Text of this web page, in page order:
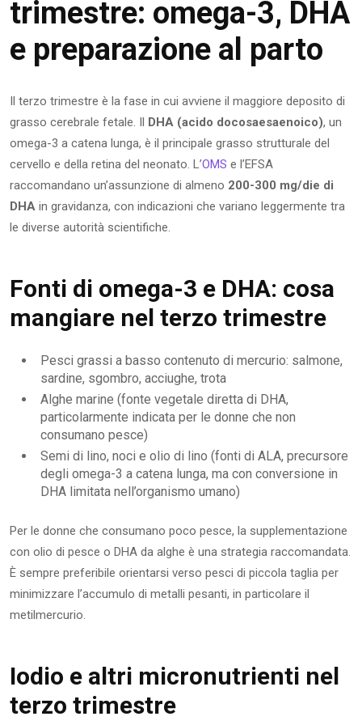
trimestre: omega-3, DHA
e preparazione al parto
Il terzo trimestre è la fase in cui avviene il maggiore deposito di
grasso cerebrale fetale. Il DHA (acido docosaesaenoico), un
omega-3 a catena lunga, è il principale grasso strutturale del
cervello e della retina del neonato. L’OMS e l’EFSA
raccomandano un’assunzione di almeno 200-300 mg/die di
DHA in gravidanza, con indicazioni che variano leggermente tra
le diverse autorità scientifiche.
Fonti di omega-3 e DHA: cosa
mangiare nel terzo trimestre
Pesci grassi a basso contenuto di mercurio: salmone,
sardine, sgombro, acciughe, trota
Alghe marine (fonte vegetale diretta di DHA,
particolarmente indicata per le donne che non
consumano pesce)
Semi di lino, noci e olio di lino (fonti di ALA, precursore
degli omega-3 a catena lunga, ma con conversione in
DHA limitata nell’organismo umano)
Per le donne che consumano poco pesce, la supplementazione
con olio di pesce o DHA da alghe è una strategia raccomandata.
È sempre preferibile orientarsi verso pesci di piccola taglia per
minimizzare l’accumulo di metalli pesanti, in particolare il
metilmercurio.
Iodio e altri micronutrienti nel
terzo trimestre